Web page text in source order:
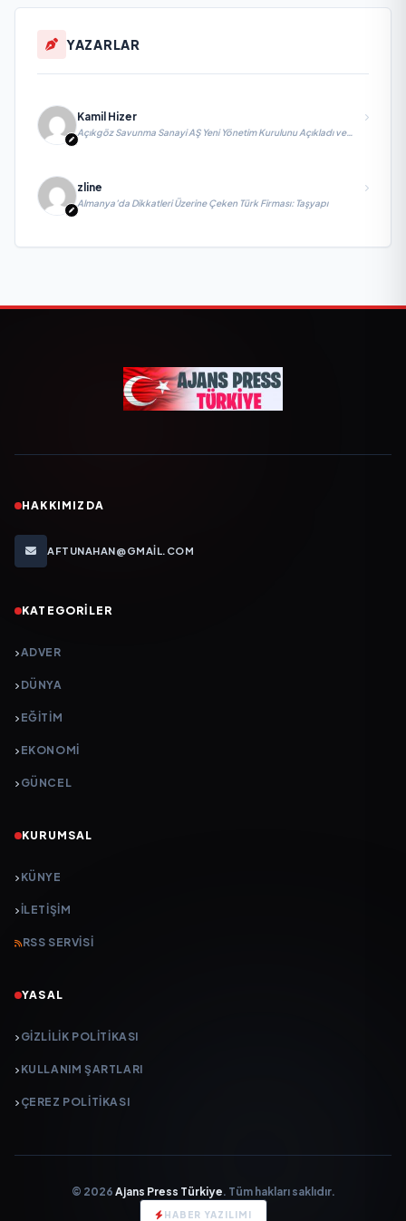
YAZARLAR
Kamil Hizer
Açıkgöz Savunma Sanayi AŞ Yeni Yönetim Kurulunu Açıkladı ve
Savunma Sanayinde Küresel Vizyon Vurgusu
zline
Almanya’da Dikkatleri Üzerine Çeken Türk Firması: Taşyapı
HAKKIMIZDA
AFTUNAHAN@GMAIL.COM
KATEGORILER
ADVER
DÜNYA
EĞİTİM
EKONOMİ
GÜNCEL
KURUMSAL
KÜNYE
İLETIŞIM
RSS SERVISI
YASAL
GIZLILIK POLITIKASI
KULLANIM ŞARTLARI
ÇEREZ POLITIKASI
© 2026 Ajans Press Türkiye. Tüm hakları saklıdır.
HABER YAZILIMI